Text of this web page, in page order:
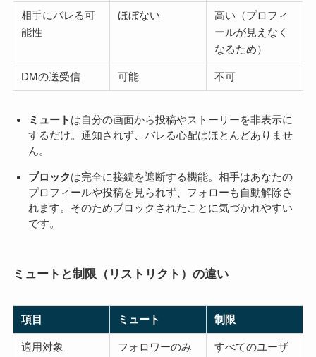
相手にバレる可
能性
ほぼない
高い（プロフィ
ールが見えなく
なるため）
DMの送受信 可能 不可
ミュート は自分の画面から投稿やストーリーを非表示に
するだけ。通知されず、バレる心配はほとんどありませ
ん。
ブロックは完全に接続を遮断する機能。相手はあなたの
プロフィールや投稿を見られず、フォローも自動解除さ
れます。そのためブロックされたことに気づかれやすい
です。
ミュートと制限（リストリクト）の違い
項目 ミュート 制限
適用対象 フォロワーのみ
すべてのユーザ